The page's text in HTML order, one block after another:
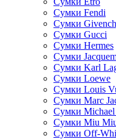
Сумки Fendi
Сумки
Сумки Gucci
Сумки Hermes
Сумки
Сумки Karl
Сумки Loewe
Сумки Louis
Сумки Marc
Сумки
Сумки Miu
Сумки Off-